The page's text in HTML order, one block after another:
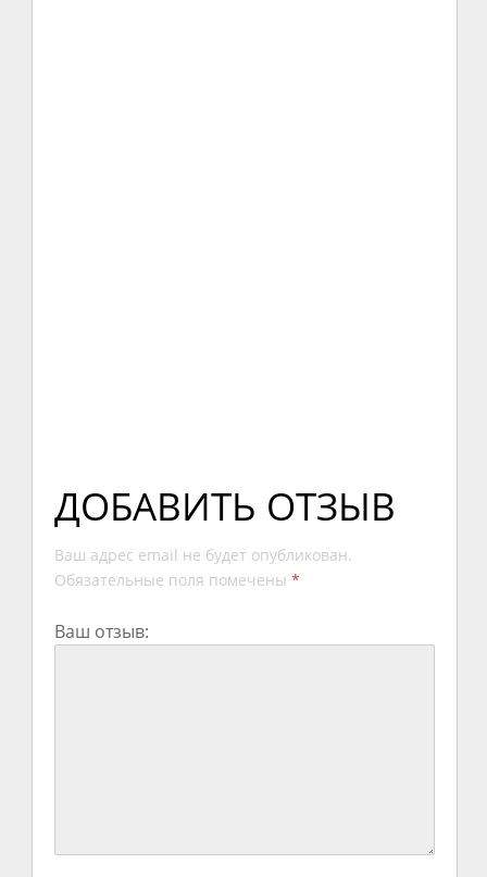
ДОБАВИТЬ ОТЗЫВ
Ваш адрес email не будет опубликован.
Обязательные поля помечены *
Ваш отзыв: